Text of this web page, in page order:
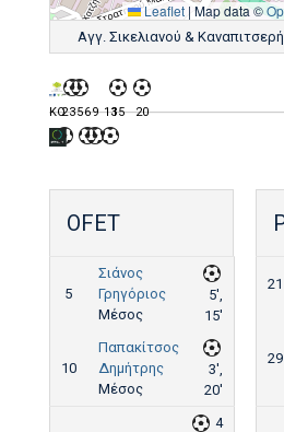
Leaflet | Map data ©
Αγγ. Σικελιανού &
KO23569 1315 20
OFET
5
Σιάνος
Γρηγόριος
Μέσος
5',
15'
10
Παπακίτσος
Δημήτρης
Μέσος
3',
20'
4
21
29